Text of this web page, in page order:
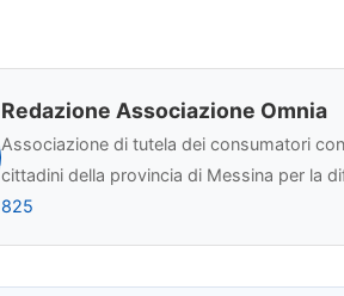
Redazione Associazione Omnia
Associazione di tutela dei consumatori
cittadini della provincia di Messina per la
825